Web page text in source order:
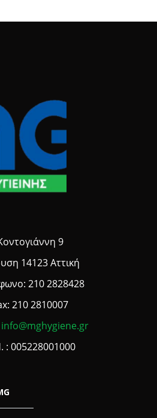
9
14123 Αττική
210 2828428
210 2810007
info@mghygiene.gr
: 005228001000